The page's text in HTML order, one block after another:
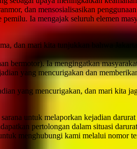
dan mensosialisasikan
Ia mengajak seluruh elemen
dan mari kita tunjukkan bahwa
bermotor). Ia mengingatkan
yang mencurigakan dan
yang mencurigakan, dan mari kita
untuk melaporkan kejadian
pertolongan dalam situasi
menghubungi kami melalui nomor